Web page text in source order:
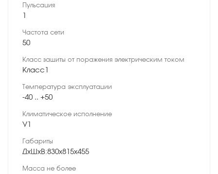
Пульсация
1
Частота сети
50
Класс защиты от поражения электрическим током
Класс1
Температура эксплуатации
-40 .. +50
Климатическое исполнение
У1
Габариты
ДхШхВ:830х815х455
Масса не более